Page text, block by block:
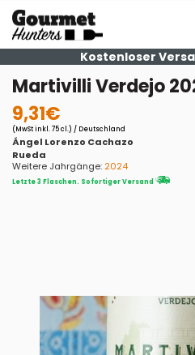
Kostenloser
Martivilli Verdejo
9,31€
(MwSt inkl. 75 cl.) / Deutschland
Ángel Lorenzo Cachazo
Rueda
Weitere Jahrgänge: 2024
Letzte 3 Flaschen. Sofortiger Versand